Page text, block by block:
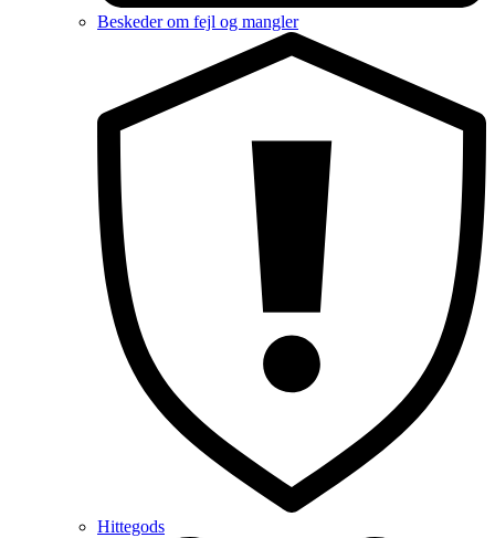
Beskeder om fejl og mangler
Hittegods